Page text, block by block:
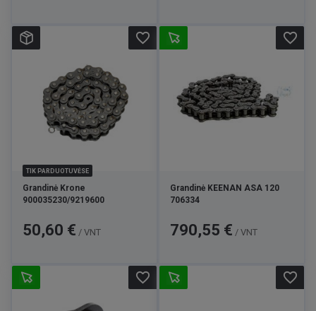
TIK PARDUOTUVĖSE
Grandinė Krone
900035230/9219600
Kaina
50,60 € / VNT
favorite_border
Grandinė KEENAN ASA 120
706334
Kaina
790,55 € / VNT
favorite_border
favorite_border favorite_border